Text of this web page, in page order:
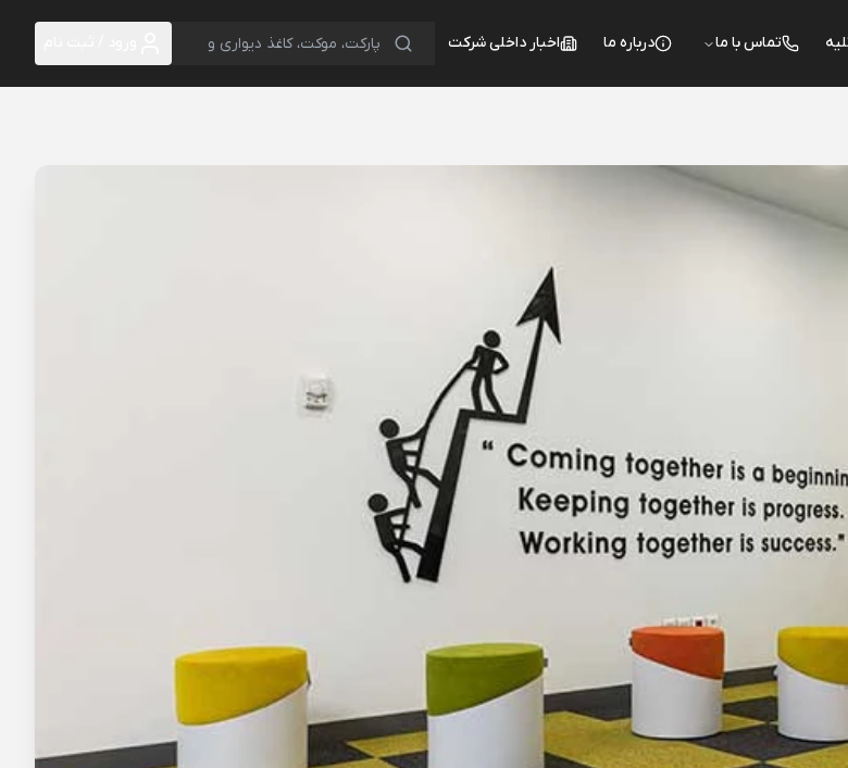
تماس با ما درباره ما اخبار داخلی شرکت